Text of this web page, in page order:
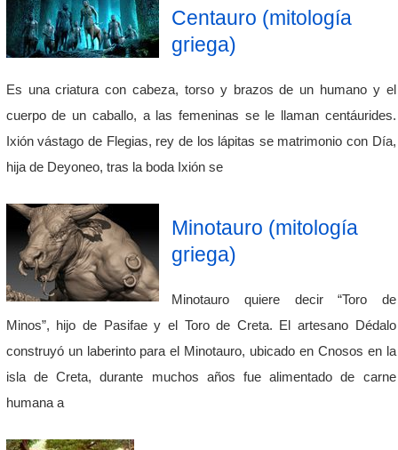
Centauro (mitología
griega)
Es una criatura con cabeza, torso y brazos de un humano y el
cuerpo de un caballo, a las femeninas se le llaman centáurides.
Ixión vástago de Flegias, rey de los lápitas se matrimonio con Día,
hija de Deyoneo, tras la boda Ixión se
Minotauro (mitología
griega)
Minotauro quiere decir “Toro de
Minos”, hijo de Pasifae y el Toro de Creta. El artesano Dédalo
construyó un laberinto para el Minotauro, ubicado en Cnosos en la
isla de Creta, durante muchos años fue alimentado de carne
humana a